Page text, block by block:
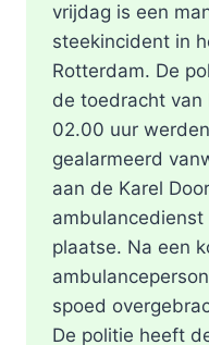
vrijdag is een
steekincident in
Rotterdam. De
de toedracht
02.00 uur
gealarmeerd
aan de Karel
plaatse. Na een
spoed
De politie heeft